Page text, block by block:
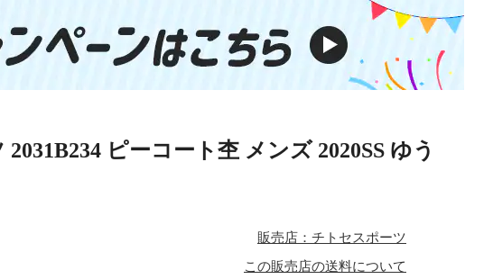
ピーコート杢 メンズ 2020SS ゆう
販売店：チトセスポーツ
この販売店の送料について